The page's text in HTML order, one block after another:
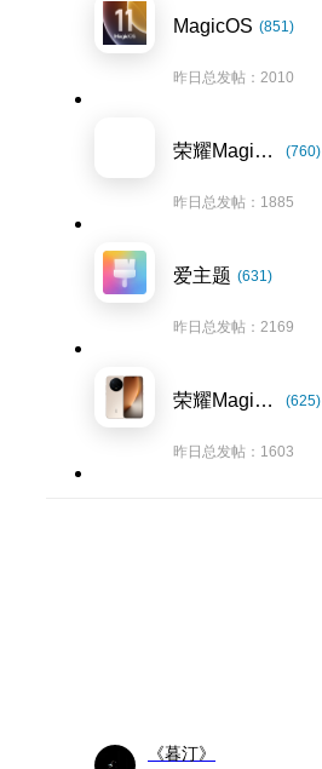
MagicOS (851)
昨日总发帖：2010
荣耀Magic7系列 (760)
昨日总发帖：1885
爱主题 (631)
昨日总发帖：2169
荣耀Magic8系列 (625)
昨日总发帖：1603
《暮汀》